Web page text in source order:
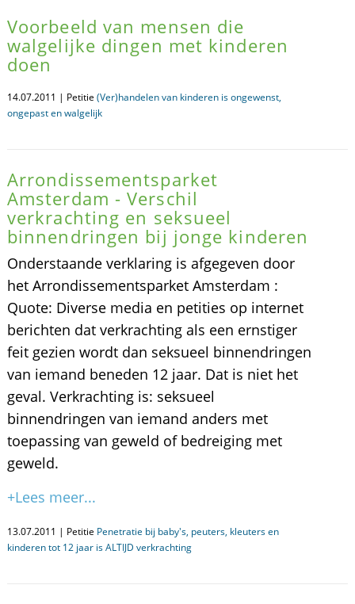
Voorbeeld van mensen die
walgelijke dingen met kinderen
doen
14.07.2011 | Petitie (Ver)handelen van kinderen is ongewenst,
ongepast en walgelijk
Arrondissementsparket
Amsterdam - Verschil
verkrachting en seksueel
binnendringen bij jonge kinderen
Onderstaande verklaring is afgegeven door
het Arrondissementsparket Amsterdam :
Quote: Diverse media en petities op internet
berichten dat verkrachting als een ernstiger
feit gezien wordt dan seksueel binnendringen
van iemand beneden 12 jaar. Dat is niet het
geval. Verkrachting is: seksueel
binnendringen van iemand anders met
toepassing van geweld of bedreiging met
geweld.
+Lees meer...
13.07.2011 | Petitie Penetratie bij baby's, peuters, kleuters en
kinderen tot 12 jaar is ALTIJD verkrachting